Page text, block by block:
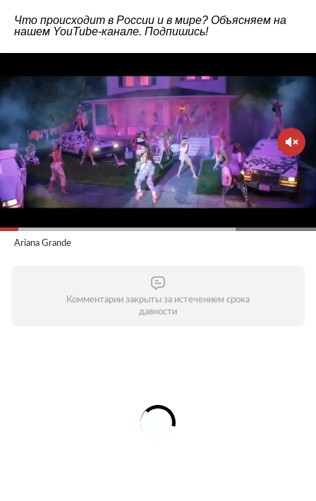
Что происходит в России и в мире? Объясняем на
нашем YouTube-канале. Подпишись!
Ariana Grande
Комментарии закрыты за истечением срока
давности